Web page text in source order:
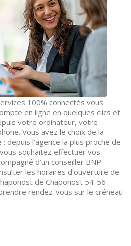
100% connectés vous
en ligne en quelques clics et
votre ordinateur, votre
Vous avez le choix de la
depuis l'agence la plus proche de
souhaitez effectuer vos
d’un conseiller BNP
les horaires d’ouverture de
de Chaponost 54-56
rendez-vous sur le créneau